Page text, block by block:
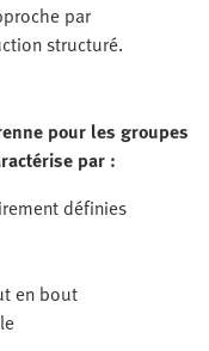
par
structuré.
pour les groupes
par :
définies
en bout